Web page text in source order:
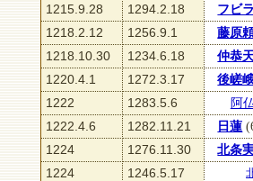
1215.9.28
1294.2.18
フビ
1218.2.12
1256.9.1
藤原
1218.10.30
1234.6.18
仲恭
1220.4.1
1272.3.17
後嵯
1222
1283.5.6
阿
1222.4.6
1282.11.21 日蓮
1224
1276.11.30
北条
1224
1246.5.17